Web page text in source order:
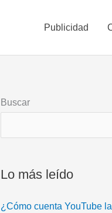
Publicidad
Buscar
Lo más leído
¿Cómo cuenta YouTube